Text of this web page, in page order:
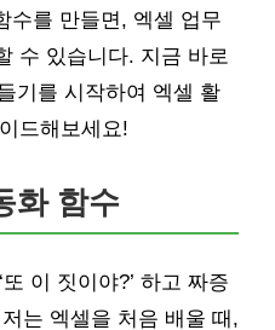
수를 만들면, 엑셀 업무
수 있습니다. 지금 바로
기를 시작하여 엑셀 활
드해보세요!
화 함수
이 짓이야?’ 하고 짜증
는 엑셀을 처음 배울 때,